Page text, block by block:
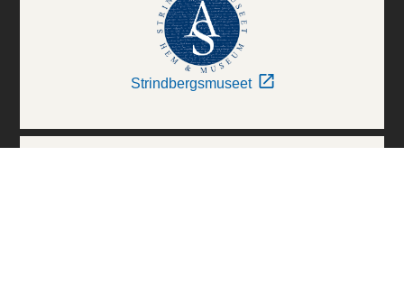
Strindbergsmuseet